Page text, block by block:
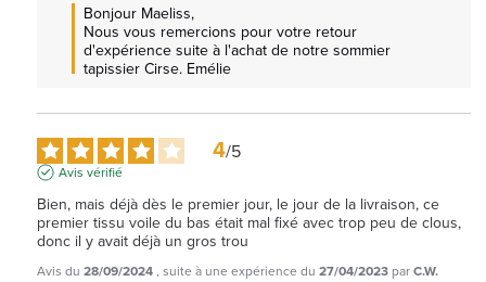
Bonjour Maeliss,
Nous vous remercions pour votre retour
d'expérience suite à l'achat de notre sommier
tapissier Cirse. Emélie
4/5
Avis vérifié
Bien, mais déjà dès le premier jour, le jour de la livraison, ce
premier tissu voile du bas était mal fixé avec trop peu de clous,
donc il y avait déjà un gros trou
Avis du 28/09/2024, suite à une expérience du 27/04/2023 parC.W.